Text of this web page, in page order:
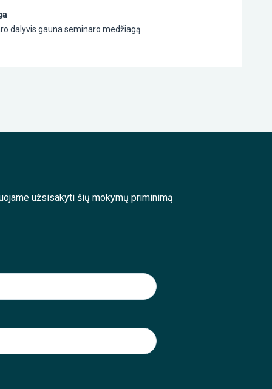
dalyvis gauna seminaro medžiagą
užsisakyti šių mokymų priminimą